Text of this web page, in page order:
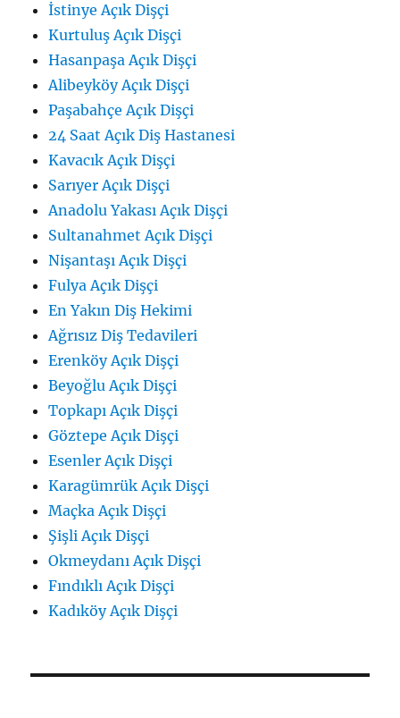
İstinye Açık Dişçi
Kurtuluş Açık Dişçi
Hasanpaşa Açık Dişçi
Alibeyköy Açık Dişçi
Paşabahçe Açık Dişçi
24 Saat Açık Diş Hastanesi
Kavacık Açık Dişçi
Sarıyer Açık Dişçi
Anadolu Yakası Açık Dişçi
Sultanahmet Açık Dişçi
Nişantaşı Açık Dişçi
Fulya Açık Dişçi
En Yakın Diş Hekimi
Ağrısız Diş Tedavileri
Erenköy Açık Dişçi
Beyoğlu Açık Dişçi
Topkapı Açık Dişçi
Göztepe Açık Dişçi
Esenler Açık Dişçi
Karagümrük Açık Dişçi
Maçka Açık Dişçi
Şişli Açık Dişçi
Okmeydanı Açık Dişçi
Fındıklı Açık Dişçi
Kadıköy Açık Dişçi